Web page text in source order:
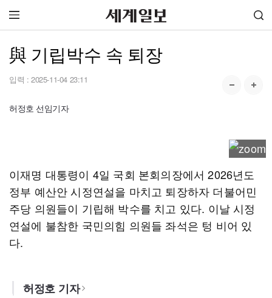
與 기립박수 속 퇴장
입력 : 2025-11-04 23:11
허정호 선임기자
이재명 대통령이 4일 국회 본회의장에서 2026년도
정부 예산안 시정연설을 마치고 퇴장하자 더불어민
주당 의원들이 기립해 박수를 치고 있다. 이날 시정
연설에 불참한 국민의힘 의원들 좌석은 텅 비어 있
다.
허정호 기자